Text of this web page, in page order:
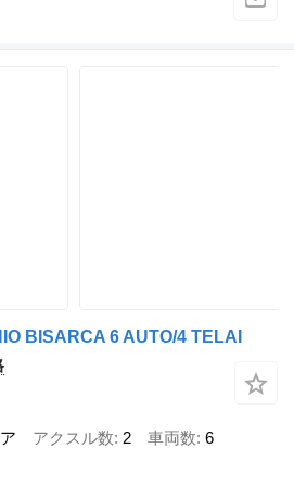
BISARCA 6 AUTO/4 TELAI
アクスル数 2 車両数 6